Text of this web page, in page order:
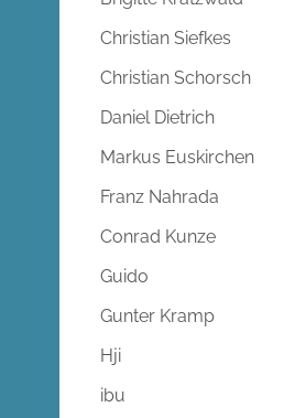
Christian Siefkes
Christian Schorsch
Daniel Dietrich
Markus Euskirchen
Franz Nahrada
Conrad Kunze
Guido
Gunter Kramp
Hji
ibu